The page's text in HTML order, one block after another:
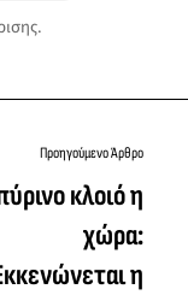
Προηγούμενο Άρθρο
κλοιό η
χώρα:
η